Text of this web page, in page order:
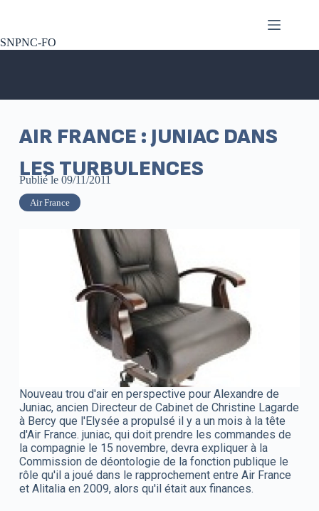
SNPNC-FO
AIR FRANCE : JUNIAC DANS
LES TURBULENCES
Publié le 09/11/2011
Air France
Nouveau trou d'air en perspective pour Alexandre de
Juniac, ancien Directeur de Cabinet de Christine Lagarde
à Bercy que l'Elysée a propulsé il y a un mois à la tête
d'Air France. juniac, qui doit prendre les commandes de
la compagnie le 15 novembre, devra expliquer à la
Commission de déontologie de la fonction publique le
rôle qu'il a joué dans le rapprochement entre Air France
et Alitalia en 2009, alors qu'il était aux finances.